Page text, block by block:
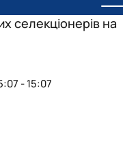
the department
селекціонерів на
- 15:07